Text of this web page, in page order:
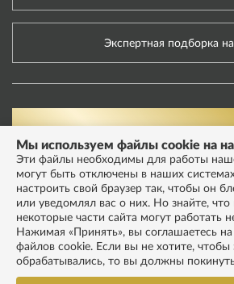
Экспертная подборка
Мы используем файлы cookie на
Эти файлы необходимы для работы
могут быть отключены в наших
настроить свой браузер так, чтобы он
или уведомлял вас о них. Но знайте, что
некоторые части сайта могут работать
Нажимая «Принять», вы соглашаетесь
файлов cookie. Если вы не хотите, чтобы
обрабатывались, то вы должны